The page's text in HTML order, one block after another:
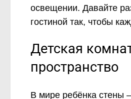
освещении. Давайте
гостиной так, чтобы
Детская
пространство
В мире ребёнка стены